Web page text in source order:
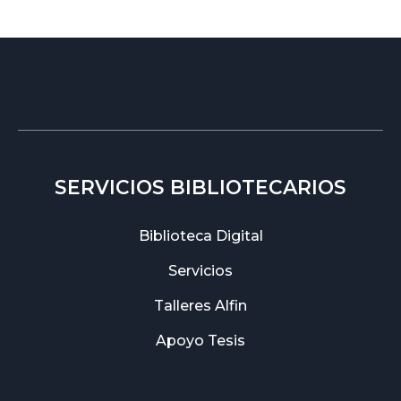
SERVICIOS BIBLIOTECARIOS
Biblioteca Digital
Servicios
Talleres Alfin
Apoyo Tesis